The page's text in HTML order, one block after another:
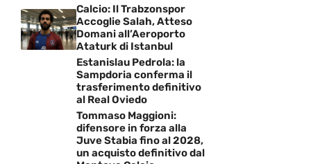
Calcio: Il Trabzonspor
Accoglie Salah, Atteso
Domani all’Aeroporto
Ataturk di Istanbul
Estanislau Pedrola: la
Sampdoria conferma il
trasferimento definitivo
al Real Oviedo
Tommaso Maggioni:
difensore in forza alla
Juve Stabia fino al 2028,
un acquisto definitivo dal